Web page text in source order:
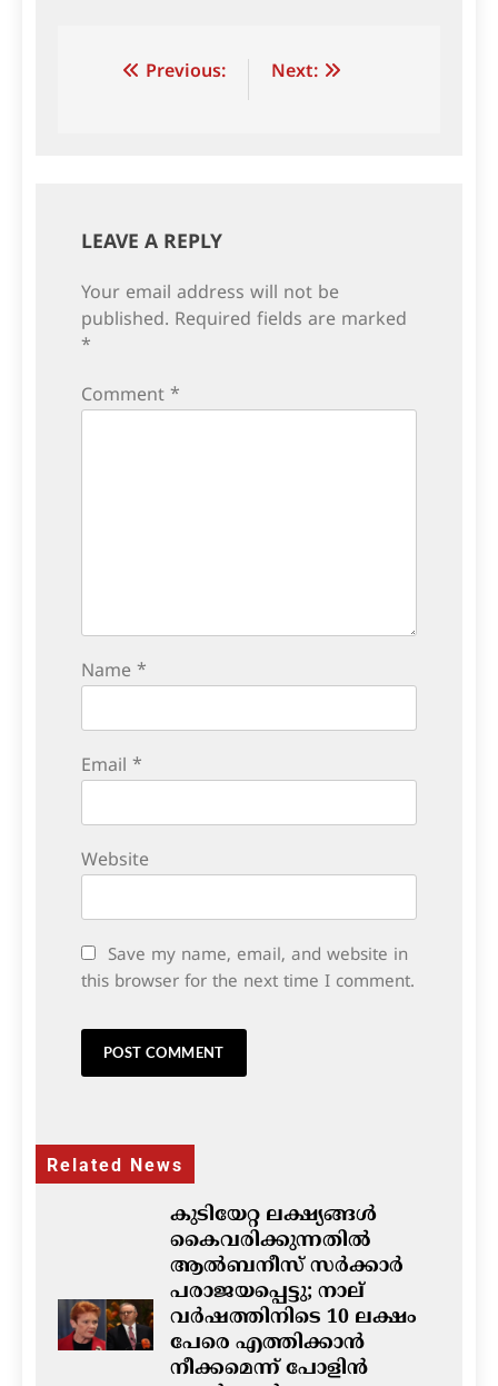
Post Previous: Next:
LEAVE A REPLY
Your email address will not be
published. Required fields are marked
*
Comment *
Name *
Email *
Website
Save my name, email, and website in
this browser for the next time I comment.
Related News
കുടിയേറ്റ ലക്ഷ്യങ്ങൾ
കൈവരിക്കുന്നതിൽ
ആൽബനീസ് സർക്കാർ
പരാജയപ്പെട്ടു; നാല്
വർഷത്തിനിടെ 10 ലക്ഷം
പേരെ എത്തിക്കാൻ
നീക്കമെന്ന് പോളിൻ